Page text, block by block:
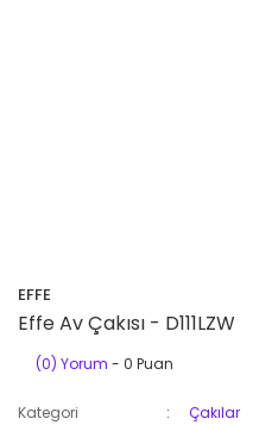
EFFE
Effe Av Çakısı - D111LZW
(0) Yorum - 0 Puan
Kategori
Çakılar